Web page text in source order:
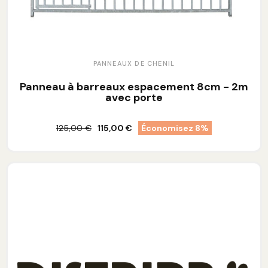
PANNEAUX DE CHENIL
Panneau à barreaux espacement 8cm - 2m
avec porte
125,00 € 115,00 € Économisez 8%
Ajouter au panier